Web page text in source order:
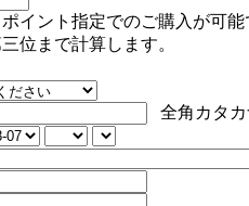
イント指定でのご購入が可能
位まで計算します。
全角カタカ